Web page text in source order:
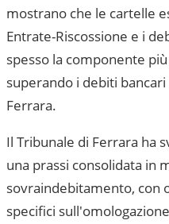
mostrano che le cartelle
Entrate-Riscossione e i
spesso la componente
superando i debiti
Ferrara.
Il Tribunale di Ferrara ha
una prassi consolidata in
sovraindebitamento, con
specifici